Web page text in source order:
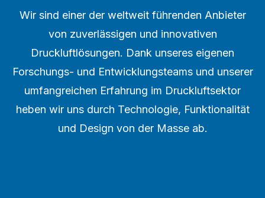
Wir sind einer der weltweit führenden Anbieter
von zuverlässigen und innovativen
Druckluftlösungen. Dank unseres eigenen
Forschungs- und Entwicklungsteams und unserer
umfangreichen Erfahrung im Druckluftsektor
heben wir uns durch Technologie, Funktionalität
und Design von der Masse ab.